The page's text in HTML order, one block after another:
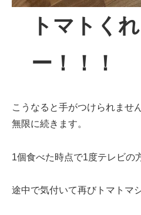
トマトく
ー！！！
こうなると手がつけられませ
無限に続きます。
1個食べた時点で1度テレビの
途中で気付いて再びトマトマ